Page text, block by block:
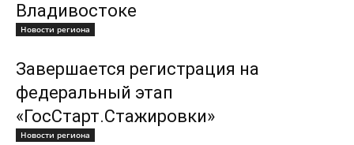
Владивостоке
Новости региона
Завершается регистрация на
федеральный этап
«ГосСтарт.Стажировки»
Новости региона